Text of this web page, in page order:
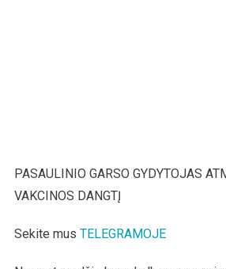
PASAULINIO GARSO GYDYTOJAS
VAKCINOS DANGTĮ
Sekite mus TELEGRAMOJE